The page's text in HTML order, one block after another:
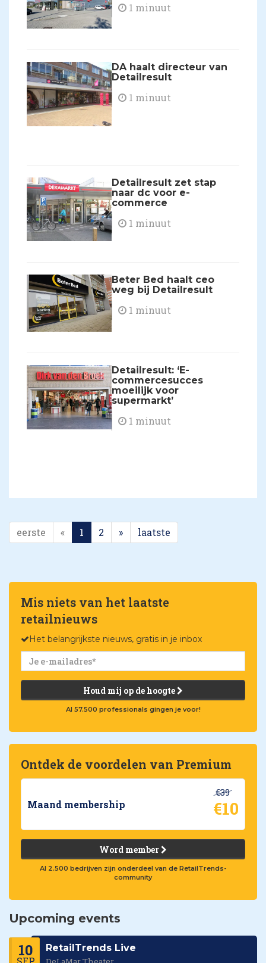
1 minuut
DA haalt directeur van
Detailresult
1 minuut
Detailresult zet stap
naar dc voor e-
commerce
1 minuut
Beter Bed haalt ceo
weg bij Detailresult
1 minuut
Detailresult: ‘E-
commercesucces
moeilijk voor
supermarkt’
1 minuut
eerste « 1 2 » laatste
Mis niets van het laatste
retailnieuws
Het belangrijkste nieuws, gratis in je inbox
Houd mij op de hoogte
Al 57.500 professionals gingen je voor!
Ontdek de voordelen van Premium
Maand membership
€39
€10
Word member
Al 2.500 bedrijven zijn onderdeel van de RetailTrends-
community
Upcoming events
10 RetailTrends Live